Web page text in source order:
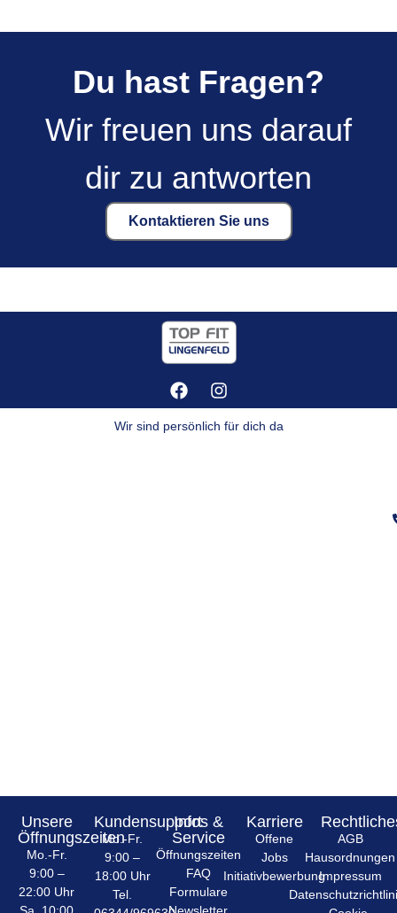
Du hast Fragen?
Wir freuen uns darauf
dir zu antworten
Kontaktieren Sie uns
Wir sind persönlich für dich da
Unsere
Öffnungszeiten
Mo.-Fr.
9:00 –
22:00 Uhr
Kundensupport
Mo.-Fr.
9:00 –
18:00 Uhr
Tel.
Infos &
Service
Öffnungszeiten
FAQ
Formulare
Karriere
Offene
Jobs
Initiativbewerbung
AGB
Hausordnungen
Impressum